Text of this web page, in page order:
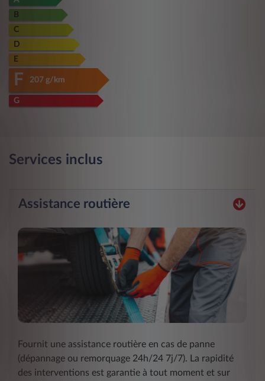
B
C
D
E
F 207 g/km
G
Services inclus
Assistance routière
Fournit une assistance routière en cas de panne
(dépannage ou remorquage 24h/24 7j/7). La rapidité
des interventions est garantie à tout moment et sur